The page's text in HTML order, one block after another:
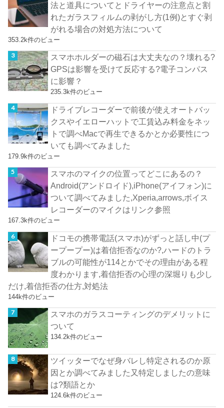
法と道具についてとドライヤーの注意点と割
れたガラスフィルムの剥がし方(1例)とすぐ剥
がれる場合の対処方法について
353.2k件のビュー
スマホホルダーの磁石は大丈夫なの？壊れる?
GPSは影響を受けて反応する?電子コンパス
に影響？
235.3k件のビュー
ドライブレコーダーで前後が使えオートバッ
クスやイエローハットで工賃込み料金をネッ
トで調べMacで再生できるかとか必要性につ
いても調べてみました
179.9k件のビュー
スマホのマイクの位置ってどこにあるの？
Android(アンドロイド),iPhone(アイフォン)に
ついて調べてみました,Xperia,arrows,ボイス
レコーダーのマイクはリンク参照
167.3k件のビュー
ドコモの携帯電話(スマホ)がずっと話し中(プ
ープープー)は着信拒否なのか?,ハードのトラ
ブルの可能性が114とかでその理由がある程
度わかります,着信拒否の心理の深堀りも少し
だけ,着信拒否の仕方,対処法
144k件のビュー
スマホのガラスコーティングのデメリットに
ついて
134.2k件のビュー
ツイッターでなぜ身バレし特定されるのか原
因とか調べてみました又特定しましたの意味
は?類語とか
124.6k件のビュー